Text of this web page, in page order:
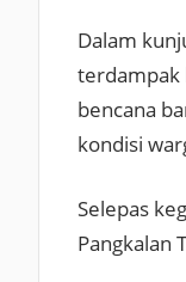
Dalam
terdampak
bencana
kondisi
Selepas
Pangkalan